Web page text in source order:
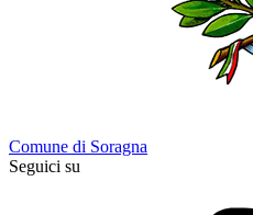
Comune di Soragna
Seguici su